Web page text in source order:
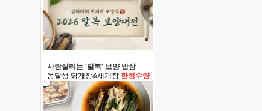
사람살리는 '말복' 보양 밥상
옹달샘 닭개장&채개장 한정수량